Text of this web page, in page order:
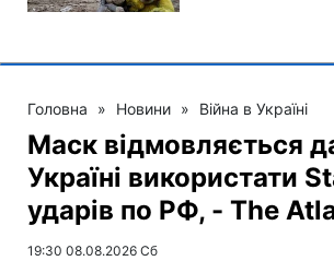
Головна » Новини » Війна в Україні
Маск відмовляється
Україні використати
ударів по РФ, - The
19:30 08.08.2026 Сб